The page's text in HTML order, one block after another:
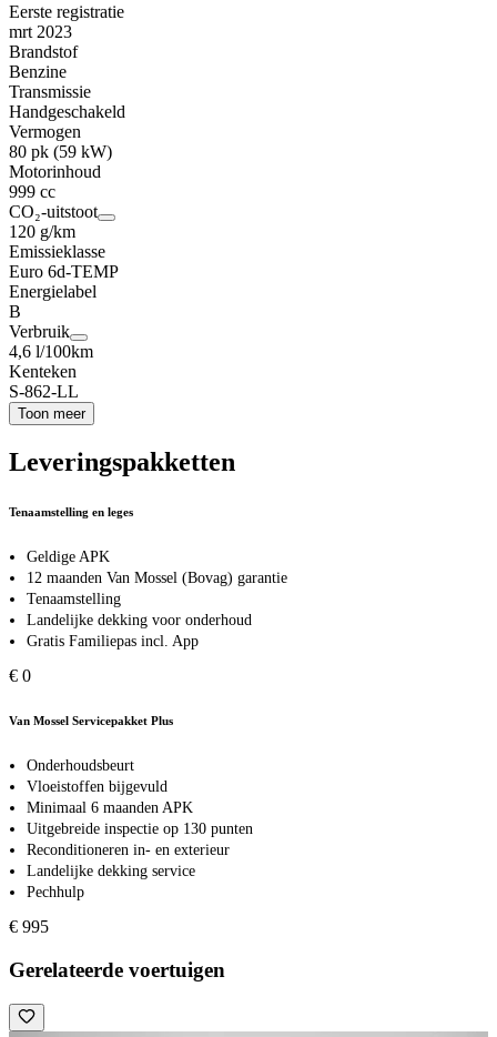
Eerste registratie
mrt 2023
Brandstof
Benzine
Transmissie
Handgeschakeld
Vermogen
80 pk (59 kW)
Motorinhoud
999 cc
CO₂-uitstoot
120 g/km
Emissieklasse
Euro 6d-TEMP
Energielabel
B
Verbruik
4,6 l/100km
Kenteken
S-862-LL
Toon meer
Leveringspakketten
Tenaamstelling en leges
Geldige APK
12 maanden Van Mossel (Bovag) garantie
Tenaamstelling
Landelijke dekking voor onderhoud
Gratis Familiepas incl. App
€ 0
Van Mossel Servicepakket Plus
Onderhoudsbeurt
Vloeistoffen bijgevuld
Minimaal 6 maanden APK
Uitgebreide inspectie op 130 punten
Reconditioneren in- en exterieur
Landelijke dekking service
Pechhulp
€ 995
Gerelateerde voertuigen